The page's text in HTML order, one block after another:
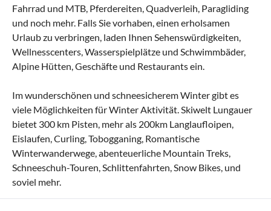
Fahrrad und MTB, Pferdereiten, Quadverleih, Paragliding
und noch mehr. Falls Sie vorhaben, einen erholsamen
Urlaub zu verbringen, laden Ihnen Sehenswürdigkeiten,
Wellnesscenters, Wasserspielplätze und Schwimmbäder,
Alpine Hütten, Geschäfte und Restaurants ein.
Im wunderschönen und schneesicherem Winter gibt es
viele Möglichkeiten für Winter Aktivität. Skiwelt Lungauer
bietet 300 km Pisten, mehr als 200km Langlaufloipen,
Eislaufen, Curling, Tobogganing, Romantische
Winterwanderwege, abenteuerliche Mountain Treks,
Schneeschuh-Touren, Schlittenfahrten, Snow Bikes, und
soviel mehr.